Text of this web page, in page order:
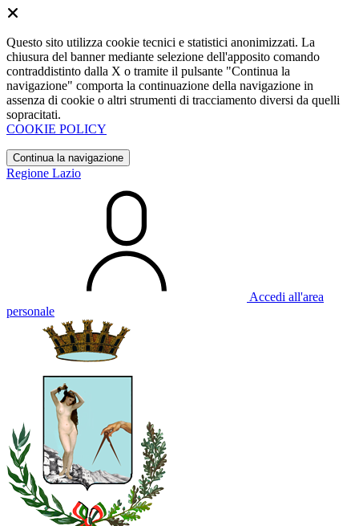
Questo sito utilizza cookie tecnici e statistici anonimizzati. La
chiusura del banner mediante selezione dell'apposito comando
contraddistinto dalla X o tramite il pulsante "Continua la
navigazione" comporta la continuazione della navigazione in
assenza di cookie o altri strumenti di tracciamento diversi da quelli
sopracitati.
COOKIE POLICY
Continua la navigazione
Regione Lazio
Accedi all'area
personale